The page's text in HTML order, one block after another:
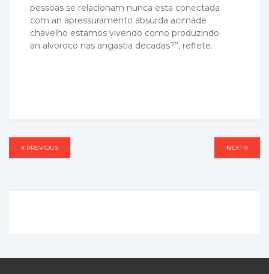
pessoas se relacionam nunca esta conectada
com an apressuramento absurda acimade
chavelho estamos vivendo como produzindo
an alvoroco nas angastia decadas?”, reflete.
Post
PREVIOUS
PREVIOUS NEXT
NEXT